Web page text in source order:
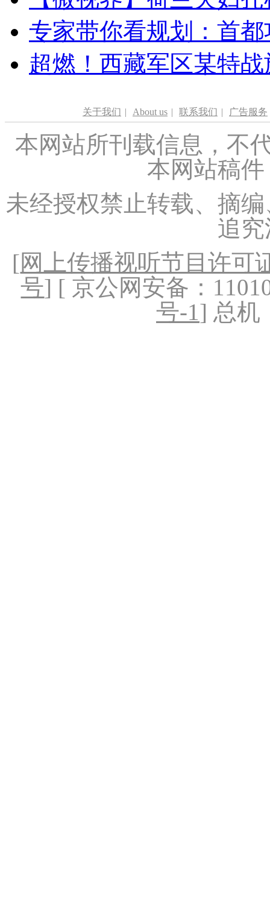
专家带你看规划：首
超燃！西藏军区某特
关于我们 | About us | 联系我们 | 广告服务
本网站所刊载信息，不
本网站稿
未经授权禁止转载、摘
追
[网上传播视听节目许可
号] [ 京公网安备：
号-1] 总机